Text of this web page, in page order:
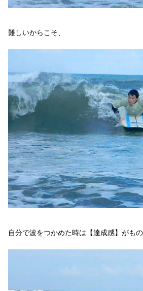
難しいからこそ、
自分で波をつかめた時は【達成感】がも